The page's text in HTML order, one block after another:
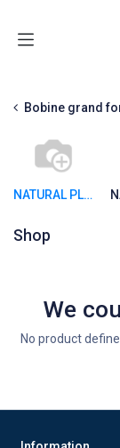
Bobine grand
NATURAL PLA 10KG (sur commande)
Shop
We
No product